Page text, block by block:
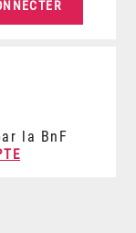
la BnF